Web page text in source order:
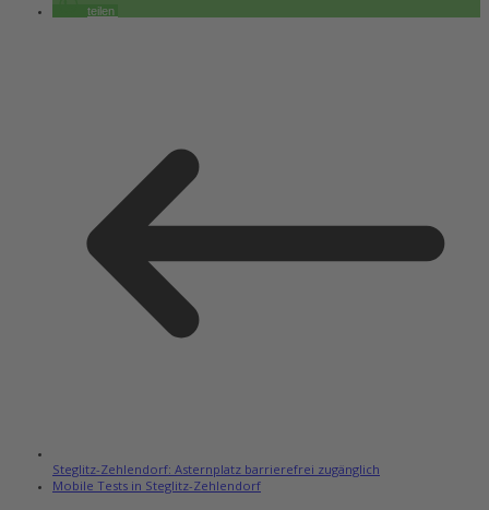
teilen
Steglitz-Zehlendorf: Asternplatz barrierefrei zugänglich
Mobile Tests in Steglitz-Zehlendorf